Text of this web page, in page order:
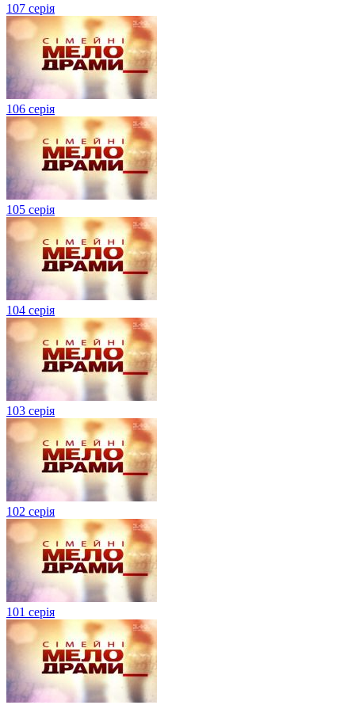
107 серія
106 серія
105 серія
104 серія
103 серія
102 серія
101 серія